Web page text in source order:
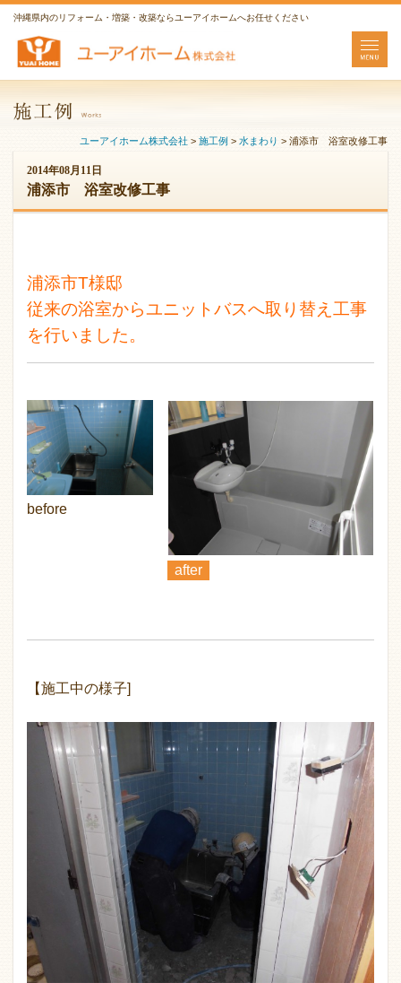
沖縄県内のリフォーム・増築・改築ならユーアイホームへお任せください
ユーアイホーム株式会社 > 施工例 > 水まわり > 浦添市 浴室改修工事
2014年08月11日
浦添市 浴室改修工事
浦添市T様邸
従来の浴室からユニットバスへ取り替え工事
を行いました。
before
after
【施工中の様子]